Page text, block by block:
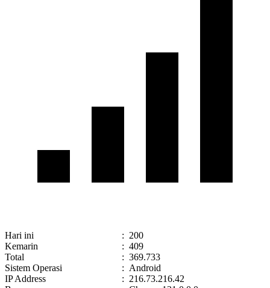
Hari ini : 200
Kemarin
: 409
Total
: 369.733
Sistem Operasi
: Android
IP Address
: 216.73.216.42